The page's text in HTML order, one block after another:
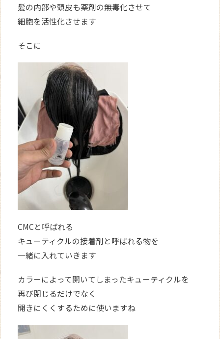
髪の内部や頭皮も薬剤の無毒化させて
細胞を活性化させます
そこに
CMCと呼ばれる
キューティクルの接着剤と呼ばれる物を
一緒に入れていきます
カラーによって開いてしまったキューティクルを
再び閉じるだけでなく
開きにくくするために使いますね